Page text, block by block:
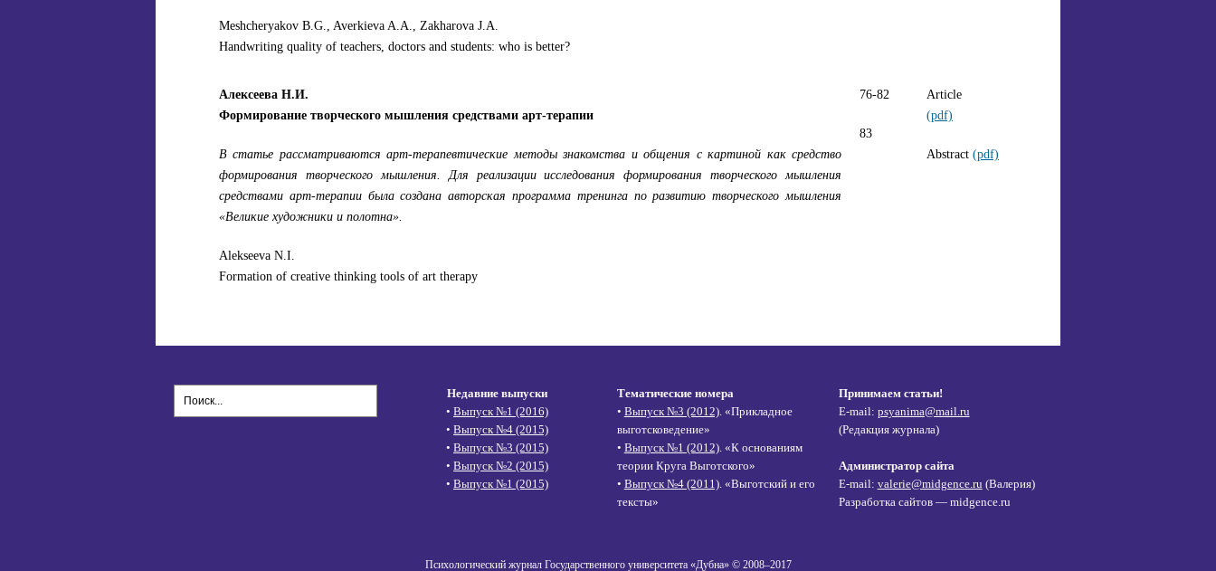
Meshcheryakov B.G., Averkieva A.A., Zakharova J.A.
Handwriting quality of teachers, doctors and students: who is better?
Алексеева Н.И.
Формирование творческого мышления средствами арт-терапии
В статье рассматриваются арт-терапевтические методы знакомства и общения с картиной как средство
формирования творческого мышления. Для реализации исследования формирования творческого мышления
средствами арт-терапии была создана авторская программа тренинга по развитию творческого мышления
«Великие художники и полотна».
Alekseeva N.I.
Formation of creative thinking tools of art therapy
76-82
83
Article
(pdf)
Abstract (pdf)
Недавние выпуски
•Выпуск №1 (2016)
•Выпуск №4 (2015)
•Выпуск №3 (2015)
•Выпуск №2 (2015)
•Выпуск №1 (2015)
Тематические номера
• Выпуск №3 (2012). «Прикладное
выготсковедение»
• Выпуск №1 (2012). «К основаниям
теории Круга Выготского»
• Выпуск №4 (2011). «Выготский и его
тексты»
Принимаем статьи!
E-mail: psyanima@mail.ru
(Редакция журнала)
Администратор сайта
E-mail: valerie@midgence.ru (Валерия)
Разработка сайтов — midgence.ru
Психологический журнал Государственного университета «Дубна» © 2008–2017